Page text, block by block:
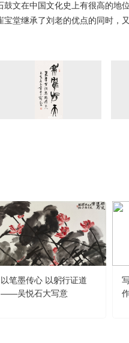
文在中国文化史上有很高的地
堂继承了刘老的优点的同时，
以笔墨传心 以躬行证道
——吴悦石大写意